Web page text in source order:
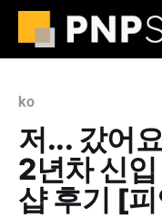
ko
저... 갔어
2년차 신
샵 후기 [